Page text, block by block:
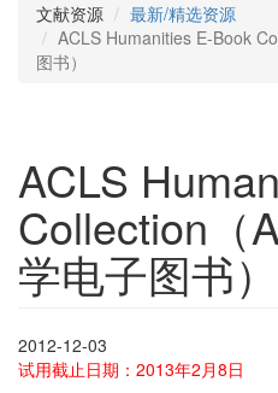
文献资源
最新/精选资源
ACLS Humanities E-Book
图书）
ACLS
Collection（
学电子图书）
2012-12-03
试用截止日期：2013年2月8日